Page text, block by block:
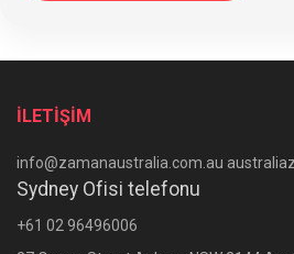
İLETİŞİM
info@zamanaustralia.com.au
Sydney Ofisi telefonu
+61 02 96496006